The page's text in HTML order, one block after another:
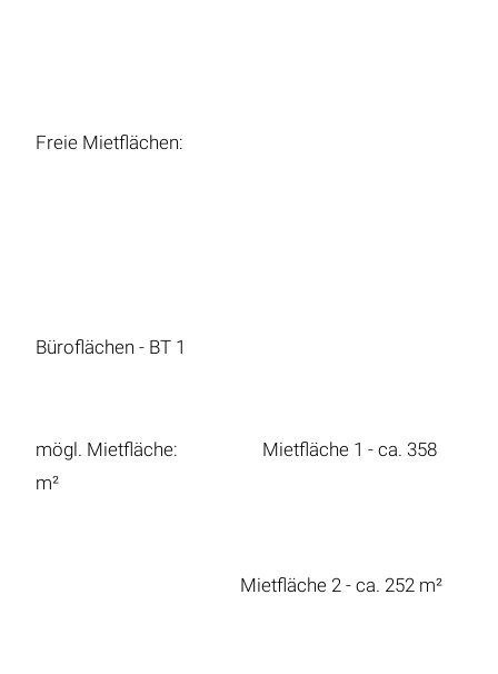
Freie Mietflächen:
Büroflächen - BT 1
mögl. Mietfläche: Mietfläche 1 - ca. 358
m²
Mietfläche 2 - ca. 252 m²